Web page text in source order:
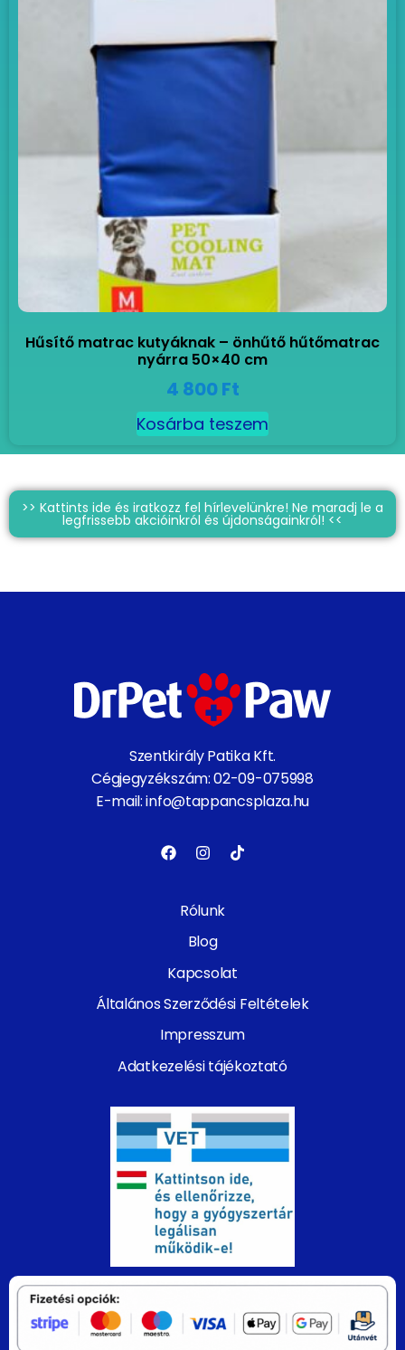
Hűsítő matrac kutyáknak – önhűtő hűtőmatrac
nyárra 50×40 cm
4 800Ft
Kosárba teszem
>> Kattints ide és iratkozz fel hírlevelünkre! Ne maradj le a
legfrissebb akcióinkról és újdonságainkról! <<
Szentkirály Patika Kft.
Cégjegyzékszám: 02-09-075998
E-mail: info@tappancsplaza.hu
Rólunk
Blog
Kapcsolat
Általános Szerződési Feltételek
Impresszum
Adatkezelési tájékoztató